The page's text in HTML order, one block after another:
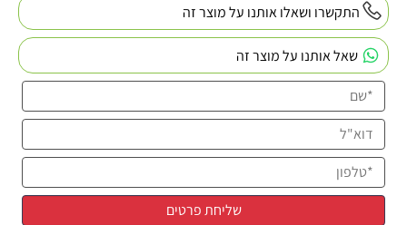
התקשרו ושאלו אותנו על מוצר זה
שאל אותנו על מוצר זה